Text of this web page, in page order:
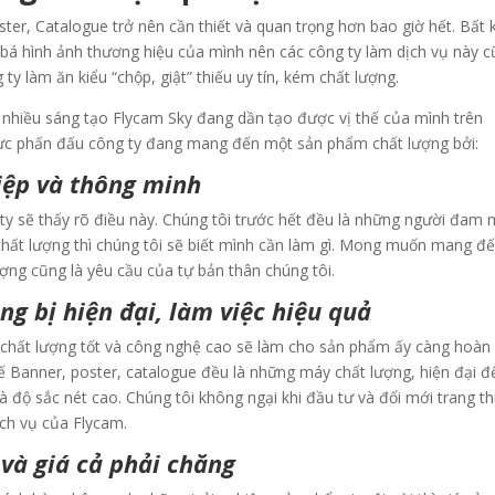
Catalogue trở nên cần thiết và quan trọng hơn bao giờ hết. Bất
hình ảnh thương hiệu của mình nên các công ty làm dịch vụ này
làm ăn kiểu “chộp, giật” thiếu uy tín, kém chất lượng.
sáng tạo Flycam Sky đang dần tạo được vị thế của mình trên
phấn đấu công ty đang mang đến một sản phẩm chất lượng bởi:
và thông minh
sẽ thấy rõ điều này. Chúng tôi trước hết đều là những người đam
lượng thì chúng tôi sẽ biết mình cần làm gì. Mong muốn mang
cũng là yêu cầu của tự bản thân chúng tôi.
bị hiện đại, làm việc hiệu quả
lượng tốt và công nghệ cao sẽ làm cho sản phẩm ấy càng
Banner, poster, catalogue đều là những máy chất lượng, hiện đại
độ sắc nét cao. Chúng tôi không ngại khi đầu tư và đổi mới trang
vụ của Flycam.
giá cả phải chăng